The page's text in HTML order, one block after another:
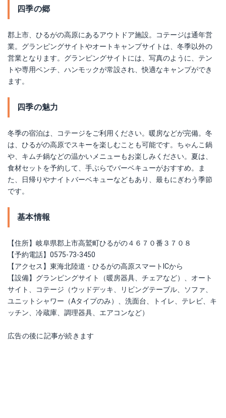
四季の郷
郡上市、ひるがの高原にあるアウトドア施設。コテージは通年営
業。グランピングサイトやオートキャンプサイトは、冬季以外の
営業となります。グランピングサイトには、写真のように、テン
トや専用ベンチ、ハンモックが常設され、快適なキャンプができ
ます。
四季の魅力
冬季の宿泊は、コテージをご利用ください。暖房などが完備。冬
は、ひるがの高原でスキーを楽しむことも可能です。ちゃんこ鍋
や、キムチ鍋などの温かいメニューもお楽しみください。夏は、
食材セットを予約して、手ぶらでバーベキューがおすすめ。ま
た、日帰りやナイトバーベキューなどもあり、最もにぎわう季節
です。
基本情報
【住所】岐阜県郡上市高鷲町ひるがの４６７０番３７０８
【予約電話】0575-73-3450
【アクセス】東海北陸道・ひるがの高原スマートICから
【設備】グランピングサイト（暖房器具、チェアなど）、オート
サイト、コテージ（ウッドデッキ、リビングテーブル、ソファ、
ユニットシャワー（Aタイプのみ）、洗面台、トイレ、テレビ、キ
ッチン、冷蔵庫、調理器具、エアコンなど）
広告の後に記事が続きます